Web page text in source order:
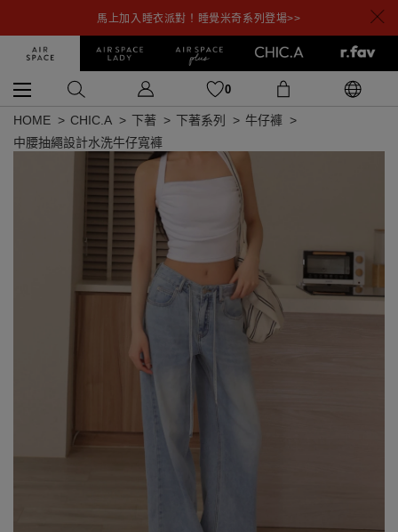
馬上加入睡衣派對！睡覺米奇系列登場>>
0
HOME CHIC.A 下著 下著系列
牛仔褲
中腰抽繩設計水洗牛仔寬褲